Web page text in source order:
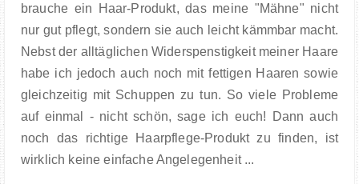
brauche ein Haar-Produkt, das meine "Mähne" nicht
nur gut pflegt, sondern sie auch leicht kämmbar macht.
Nebst der alltäglichen Widerspenstigkeit meiner Haare
habe ich jedoch auch noch mit fettigen Haaren sowie
gleichzeitig mit Schuppen zu tun. So viele Probleme
auf einmal - nicht schön, sage ich euch! Dann auch
noch das richtige Haarpflege-Produkt zu finden, ist
wirklich keine einfache Angelegenheit ...